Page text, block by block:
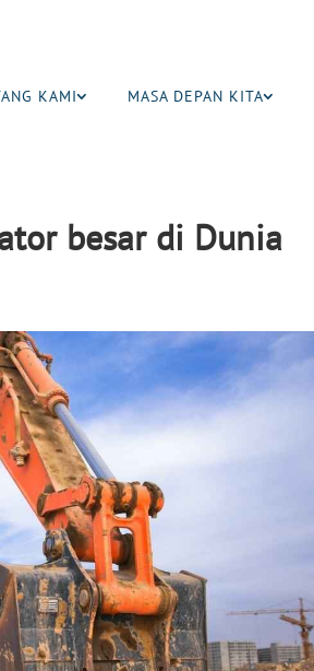
KAMI MASA DEPAN KITA
besar di Dunia